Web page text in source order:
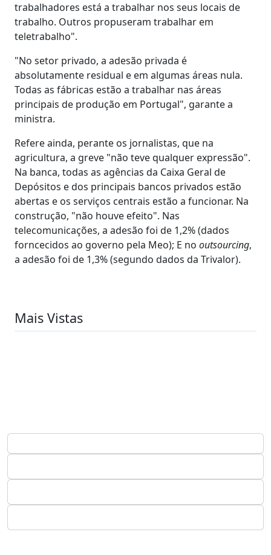
trabalhadores está a trabalhar nos seus locais de
trabalho. Outros propuseram trabalhar em
teletrabalho".
"No setor privado, a adesão privada é
absolutamente residual e em algumas áreas nula.
Todas as fábricas estão a trabalhar nas áreas
principais de produção em Portugal", garante a
ministra.
Refere ainda, perante os jornalistas, que na
agricultura, a greve "não teve qualquer expressão".
Na banca, todas as agências da Caixa Geral de
Depósitos e dos principais bancos privados estão
abertas e os serviços centrais estão a funcionar. Na
construção, "não houve efeito". Nas
telecomunicações, a adesão foi de 1,2% (dados
forncecidos ao governo pela Meo); E no outsourcing,
a adesão foi de 1,3% (segundo dados da Trivalor).
Mais Vistas